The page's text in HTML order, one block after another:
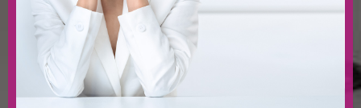
Solenneetson équipevous invitent à
découvrir notre institut chaleureux qui
fera le bonheur de votre corps afin de le
rendre chaque jour plus beau